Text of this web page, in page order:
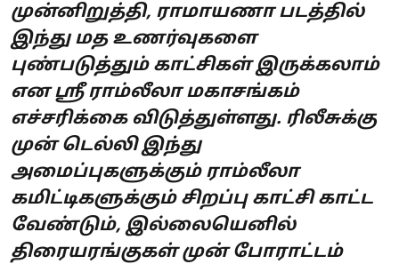
முன்னிறுத்தி, ராமாயணா படத்தில்
இந்து மத உணர்வுகளை
புண்படுத்தும் காட்சிகள் இருக்கலாம்
என ஸ்ரீ ராம்லீலா மகாசங்கம்
எச்சரிக்கை விடுத்துள்ளது. ரிலீசுக்கு
முன் டெல்லி இந்து
அமைப்புகளுக்கும் ராம்லீலா
கமிட்டிகளுக்கும் சிறப்பு காட்சி காட்ட
வேண்டும், இல்லையெனில்
திரையரங்குகள் முன் போராட்டம்